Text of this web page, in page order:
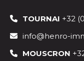
TOURNAI +32
info@henro-
MOUSCRON